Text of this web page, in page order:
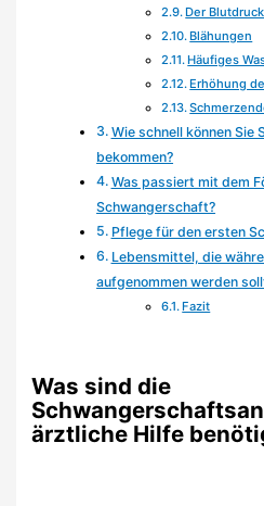
Der
Blähungen
Häufiges
Erhöhung
Wie schnell können Sie
bekommen?
Was passiert mit dem
Schwangerschaft?
Pflege für den ersten
Lebensmittel, die
aufgenommen werden
Fazit
Was sind die
ärztliche Hilfe